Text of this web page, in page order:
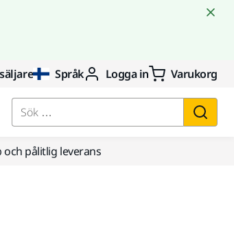
Språk Logga in Varukorg
Sök …
och pålitlig leverans